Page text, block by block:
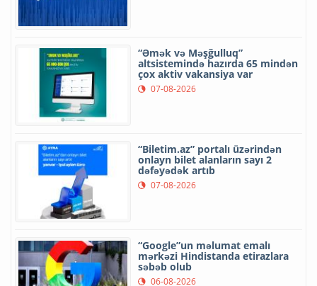
“Əmək və Məşğulluq”
altsistemində hazırda 65 mindən
çox aktiv vakansiya var
07-08-2026
“Biletim.az” portalı üzərindən
onlayn bilet alanların sayı 2
dəfəyədək artıb
07-08-2026
“Google”un məlumat emalı
mərkəzi Hindistanda etirazlara
səbəb olub
06-08-2026